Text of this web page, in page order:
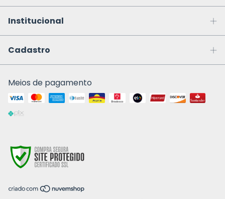
Institucional
Cadastro
Meios de pagamento